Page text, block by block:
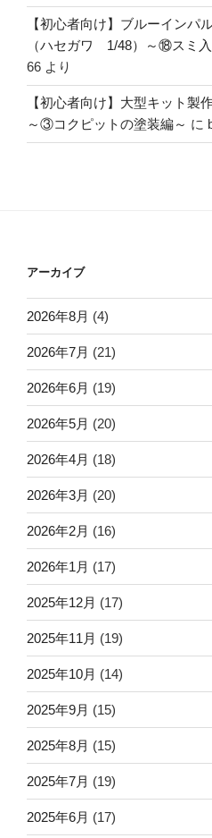
【初心者向け】ブルーインパ
（ハセガワ 1/48）～⑱スミ入
66 より
【初心者向け】大型キット
～③コクピットの塗装編～ に
アーカイブ
2026年8月 (4)
2026年7月 (21)
2026年6月 (19)
2026年5月 (20)
2026年4月 (18)
2026年3月 (20)
2026年2月 (16)
2026年1月 (17)
2025年12月 (17)
2025年11月 (19)
2025年10月 (14)
2025年9月 (15)
2025年8月 (15)
2025年7月 (19)
2025年6月 (17)